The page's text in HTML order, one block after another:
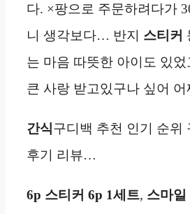
다. ×팡으로 주문하려다가
니 생각보다… 반지 스티커
는 마음 따뜻한 아이도 있
큰 사랑 받고있구나 싶어
간식구디백 추천 인기 순위
후기 리뷰…
6p 스티커 6p 1세트, 스마일